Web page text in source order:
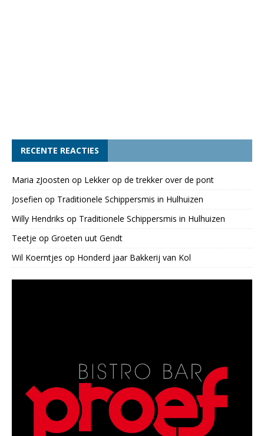
RECENTE REACTIES
Maria zJoosten op Lekker op de trekker over de pont
Josefien op Traditionele Schippersmis in Hulhuizen
Willy Hendriks op Traditionele Schippersmis in Hulhuizen
Teetje op Groeten uut Gendt
Wil Koerntjes op Honderd jaar Bakkerij van Kol